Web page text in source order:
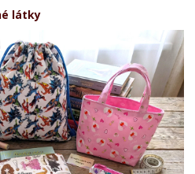
látky